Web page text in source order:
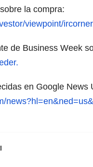
la compra:
viewpoint/
de Business Week
en Google News